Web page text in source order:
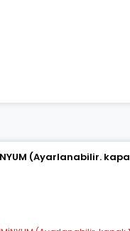
(Ayarlanabilir.